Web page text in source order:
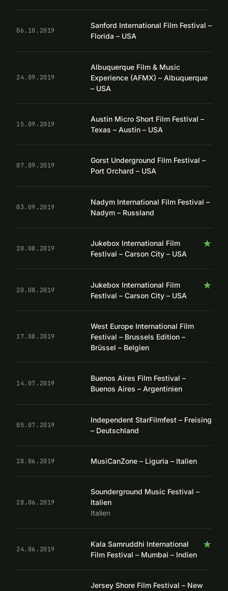
06.10.2019
Sanford International Film Festival –
Florida – USA
24.09.2019
Albuquerque Film & Music
Experience (AFMX) – Albuquerque
– USA
15.09.2019
Austin Micro Short Film Festival –
Texas – Austin – USA
07.09.2019
Gorst Underground Film Festival –
Port Orchard – USA
03.09.2019
Nadym International Film Festival –
Nadym – Russland
20.08.2019 ★
Jukebox International Film
Festival – Carson City – USA
20.08.2019 ★
Jukebox International Film
Festival – Carson City – USA
17.08.2019
West Europe International Film
Festival – Brussels Edition –
Brüssel – Belgien
14.07.2019
Buenos Aires Film Festival –
Buenos Aires – Argentinien
05.07.2019
Independent StarFilmfest – Freising
– Deutschland
28.06.2019 MusiCanZone – Liguria – Italien
28.06.2019
Sounderground Music Festival –
Italien
Italien
24.06.2019 ★
Kala Samruddhi International
Film Festival – Mumbai – Indien
Jersey Shore Film Festival – New